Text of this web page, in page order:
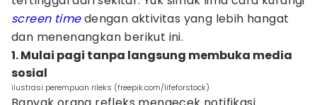
screen timedengan aktivitas yang lebih hangat
dan menenangkan berikut ini.
1. Mulai pagi tanpa langsung membuka media
sosial
ilustrasi perempuan rileks (freepik.com/lifeforstock)